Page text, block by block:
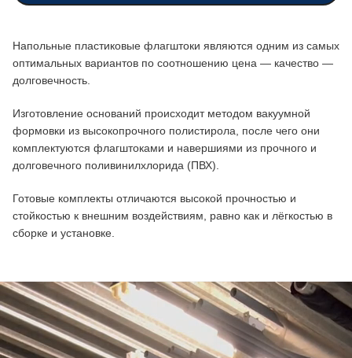
Напольные пластиковые флагштоки являются одним из самых
оптимальных вариантов по соотношению цена — качество —
долговечность.
Изготовление оснований происходит методом вакуумной
формовки из высокопрочного полистирола, после чего они
комплектуются флагштоками и навершиями из прочного и
долговечного поливинилхлорида (ПВХ).
Готовые комплекты отличаются высокой прочностью и
стойкостью к внешним воздействиям, равно как и лёгкостью в
сборке и установке.